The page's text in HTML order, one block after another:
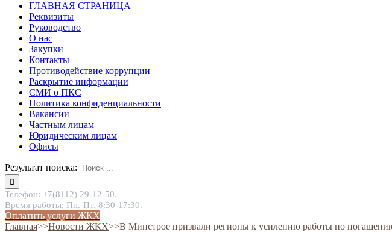
ГЛАВНАЯ СТРАНИЦА
Реквизиты
Руководство
О нас
Закупки
Контакты
Противодействие коррупции
Раскрытие информации
СМИ о ПКС
Политика конфиденциальности
Вакансии
Частным лицам
Юридическим лицам
Офисы
Результат поиска:
Телефон: +7(8112) 29-12-50.
Время работы: Пн.-Пт. 8:30-17:30.
Оплатить услуги ЖКХ
Главная˃˃Новости ЖКХ˃˃В Минстрое призвали регионы к усилению работы по